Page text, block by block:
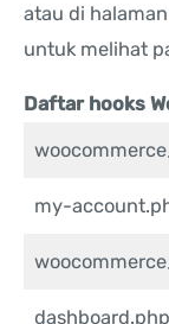
atau di halaman
untuk melihat
Daftar hooks
my-
dashboard.php